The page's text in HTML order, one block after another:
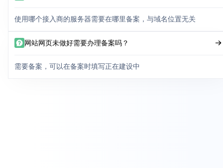
使用哪个接入商的服务器需要在哪里备案，与域名位置无关
网站网页未做好需要办理备案吗？
需要备案，可以在备案时填写正在建设中